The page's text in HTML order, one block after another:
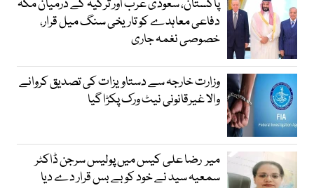
پاکستان، سعودی عرب اور ترکیہ کے درمیان مکہ
دفاعی معاہدے کو تاریخی سنگ میل قرار،
خصوصی نغمہ جاری
وزارت خارجہ سے دستاویزات کی تصدیق کروانے
والا غیرقانونی نیٹ ورک پکڑا گیا
میر رضا علی کیس میں پولیس سرجن ڈاکٹر
سمعیہ سید نے خود کو بے بس قرار دے دیا